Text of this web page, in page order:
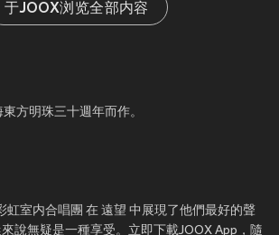
于JOOX浏览全部内容
方明珠三十週年而作。
虹室内合唱團 在 遠望 中展現了他們最好的聲
說無疑是一種享受。立即下載JOOX App，隨